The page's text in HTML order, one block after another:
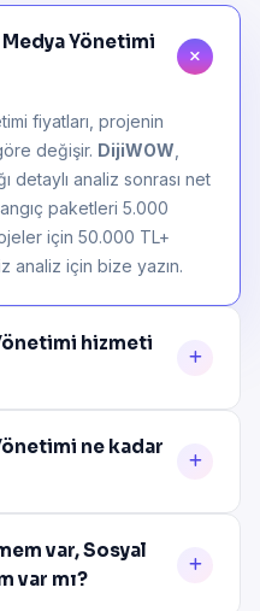
Yönetimi
fiyatları, projenin
değişir. DijiWOW
detaylı analiz sonrası net
paketleri 5.000
için 50.000 TL+
analiz için bize yazın.
hizmeti
ne kadar
var, Sosyal
var mı?